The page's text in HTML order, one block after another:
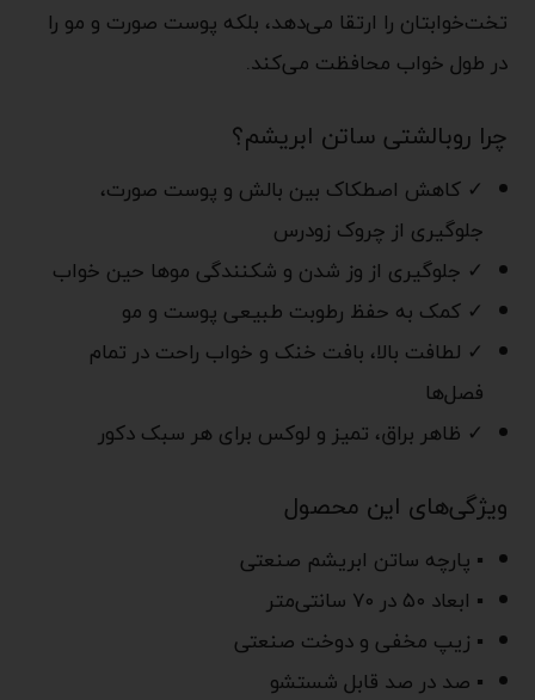
تخت‌خوابتان را ارتقا می‌دهد، بلکه پوست صورت و مو را
در طول خواب محافظت می‌کند.
چرا روبالشتی ساتن ابریشم؟
✓ کاهش اصطکاک بین بالش و پوست صورت،
جلوگیری از چروک زودرس
✓ جلوگیری از وز شدن و شکنندگی موها حین خواب
✓ کمک به حفظ رطوبت طبیعی پوست و مو
✓ لطافت بالا، بافت خنک و خواب راحت در تمام
فصل‌ها
✓ ظاهر براق، تمیز و لوکس برای هر سبک دکور
ویژگی‌های این محصول
▪ پارچه ساتن ابریشم صنعتی
▪ ابعاد ۵۰ در ۷۰ سانتی‌متر
▪ زیپ مخفی و دوخت صنعتی
▪ صد در صد قابل شستشو